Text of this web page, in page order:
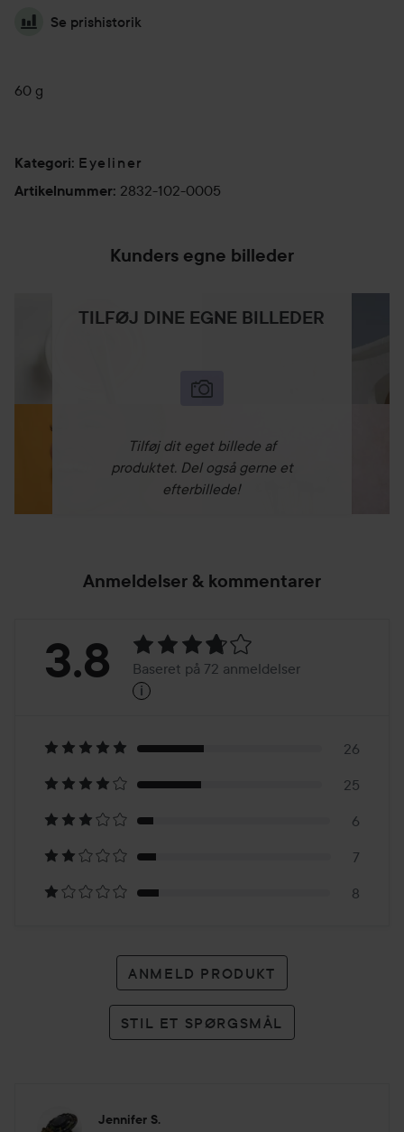
Se prishistorik
60 g
Kategori: Eyeliner
Artikelnummer: 2832-102-0005
Kunders egne billeder
TILFØJ DINE EGNE BILLEDER
Tilføj dit eget billede af
produktet. Del også gerne et
efterbillede!
Anmeldelser & kommentarer
Bedømmelse:
Baseret
på
72
anmeldelser
3.8 Baseret på 72 anmeldelser
i
26
25
6
7
8
ANMELD PRODUKT
STIL ET SPØRGSMÅL
Jennifer S.